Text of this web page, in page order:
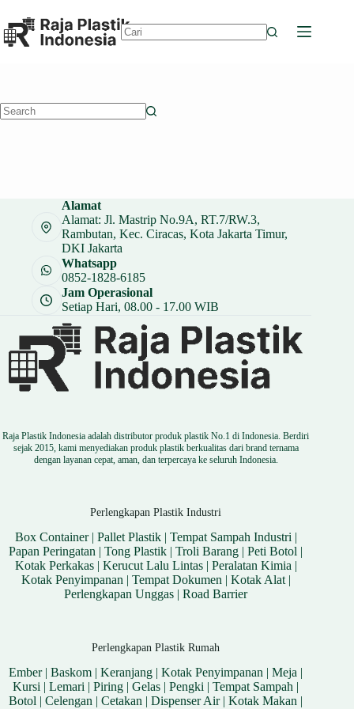
to
content
Alamat
Alamat: Jl. Mastrip No.9A, RT.7/RW.3,
Rambutan, Kec. Ciracas, Kota Jakarta Timur,
DKI Jakarta
Whatsapp
0852-1828-6185
Jam Operasional
Setiap Hari, 08.00 - 17.00 WIB
Raja Plastik Indonesia adalah distributor produk plastik No.1 di Indonesia. Berdiri
sejak 2015, kami menyediakan produk plastik berkualitas dari brand ternama
dengan layanan cepat, aman, dan terpercaya ke seluruh Indonesia.
Perlengkapan Plastik Industri
Box Container| Pallet Plastik| Tempat Sampah Industri |
Papan Peringatan |Tong Plastik |Troli Barang |Peti Botol |
Kotak Perkakas| Kerucut Lalu Lintas| Peralatan Kimia |
Kotak Penyimpanan | Tempat Dokumen | Kotak Alat|
Perlengkapan Unggas |Road Barrier
Perlengkapan Plastik Rumah
Ember|Baskom |Keranjang |Kotak Penyimpanan |Meja |
Kursi |Lemari |Piring |Gelas |Pengki |Tempat Sampah |
Botol |Celengan |Cetakan |Dispenser Air|Kotak Makan |